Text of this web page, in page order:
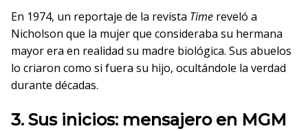
En 1974, un reportaje de la revista Time reveló a
Nicholson que la mujer que consideraba su hermana
mayor era en realidad su madre biológica. Sus abuelos
lo criaron como si fuera su hijo, ocultándole la verdad
durante décadas.
3. Sus inicios: mensajero en MGM